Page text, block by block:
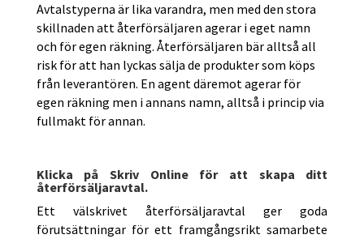
Avtalstyperna är lika varandra, men med den stora
skillnaden att återförsäljaren agerar i eget namn
och för egen räkning. Återförsäljaren bär alltså all
risk för att han lyckas sälja de produkter som köps
från leverantören. En agent däremot agerar för
egen räkning men i annans namn, alltså i princip via
fullmakt för annan.
Klicka på Skriv Online för att skapa ditt
återförsäljaravtal.
Ett välskrivet återförsäljaravtal ger goda
förutsättningar för ett framgångsrikt samarbete